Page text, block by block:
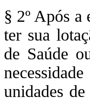
§ 2º Após a
ter sua
de Saúde
unidades